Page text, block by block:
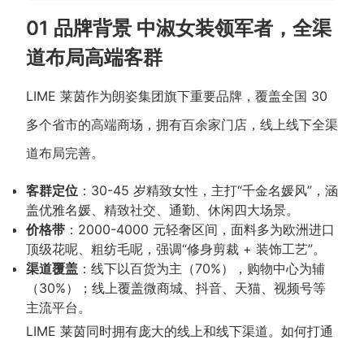
01 品牌背景 中淑女装领军者，全渠
道布局高端客群
LIME 莱茵作为朗姿集团旗下重要品牌，覆盖全国 30
多个省市的高端商场，拥有百余家门店，线上线下全渠
道布局完善。
客群定位 ：30-45 岁精致女性，主打“千金名媛风”，涵
盖优雅名媛、精致社交、通勤、休闲四大场景。
价格带 ：2000-4000 元轻奢区间，面料多为欧洲进口
顶级花呢、粗纺毛呢，强调“修身剪裁 + 装饰工艺”。
渠道覆盖 ：线下以百货为主（70%），购物中心为辅
（30%）；线上覆盖微商城、抖音、天猫、视频号等
主流平台。
LIME 莱茵同时拥有庞大的线上和线下渠道。如何打通